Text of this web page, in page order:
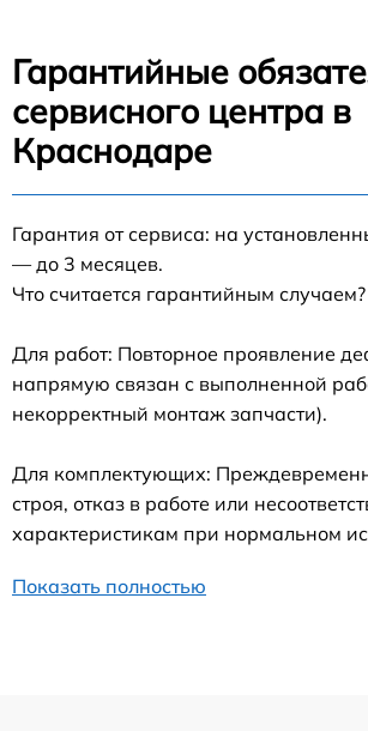
Гарантийные
сервисного центра в
Краснодаре
Гарантия от сервиса: на
— до 3 месяцев.
Что считается гарантийным случаем?
Для работ: Повторное проявление
напрямую связан с выполненной
некорректный монтаж запчасти).
Для комплектующих:
строя, отказ в работе или
характеристикам при нормальном
Показать полностью